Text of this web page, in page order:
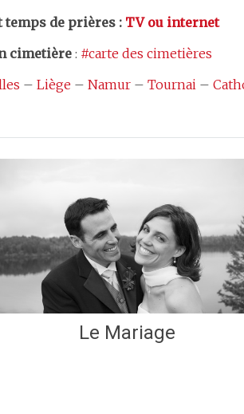
temps de prières : TV ou internet
cimetière: #carte des cimetières
– Liège – Namur – Tournai –
Le Mariage